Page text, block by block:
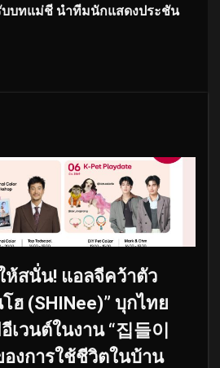
บทแม่ชี นำทีมนักแสดงประชัน
ห้สนั่น! แอลจีคว้าตัว
ฮ (SHINee)” บุกไทย
วนต์ในงาน “집들이
องการใช้ชีวิตในบ้าน